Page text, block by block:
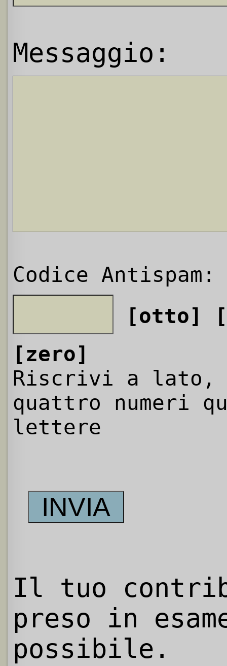
Messaggio:
Codice Antispam:
[otto]
[zero]
Riscrivi a
quattro numeri
lettere
Il tuo
preso in
possibile.